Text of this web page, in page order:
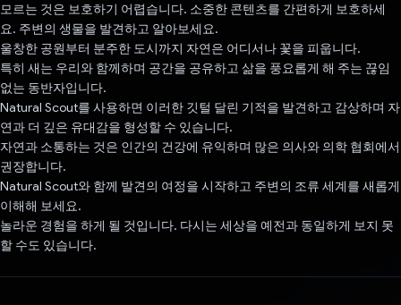
모르는 것은 보호하기 어렵습니다. 소중한 콘텐츠를 간편하게 보호하세
요. 주변의 생물을 발견하고 알아보세요.
울창한 공원부터 분주한 도시까지 자연은 어디서나 꽃을 피웁니다.
특히 새는 우리와 함께하며 공간을 공유하고 삶을 풍요롭게 해 주는 끊임
없는 동반자입니다.
Natural Scout를 사용하면 이러한 깃털 달린 기적을 발견하고 감상하며 자
연과 더 깊은 유대감을 형성할 수 있습니다.
자연과 소통하는 것은 인간의 건강에 유익하며 많은 의사와 의학 협회에서
권장합니다.
Natural Scout와 함께 발견의 여정을 시작하고 주변의 조류 세계를 새롭게
이해해 보세요.
놀라운 경험을 하게 될 것입니다. 다시는 세상을 예전과 동일하게 보지 못
할 수도 있습니다.